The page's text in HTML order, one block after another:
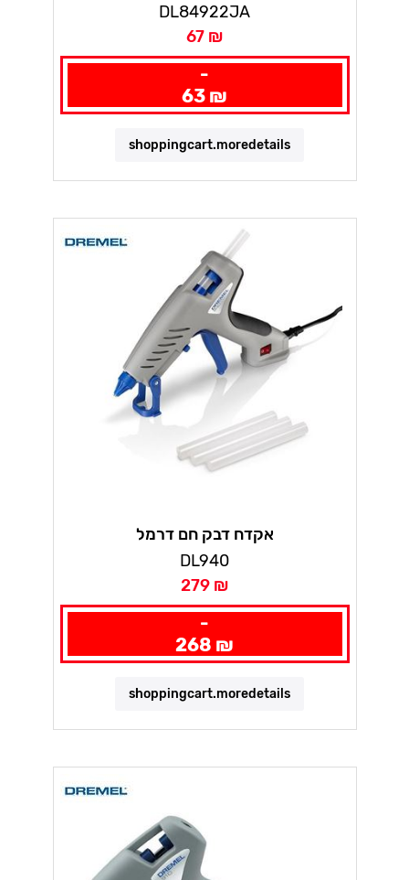
DL84922JA
67 ₪
-
63 ₪
shoppingcart.moredetails
אקדח דבק חם דרמל
DL940
279 ₪
-
268 ₪
shoppingcart.moredetails